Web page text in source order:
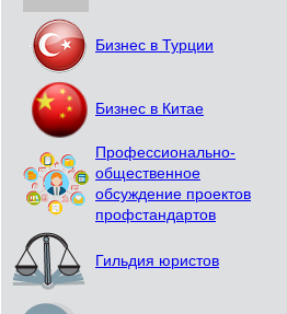
Бизнес в Турции
Бизнес в Китае
Профессионально-
общественное
обсуждение проектов
профстандартов
Гильдия юристов